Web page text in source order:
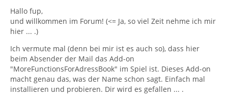
Hallo fup,
und willkommen im Forum! (<= Ja, so viel Zeit nehme ich mir
hier ... .)
Ich vermute mal (denn bei mir ist es auch so), dass hier
beim Absender der Mail das Add-on
"MoreFunctionsForAdressBook" im Spiel ist. Dieses Add-on
macht genau das, was der Name schon sagt. Einfach mal
installieren und probieren. Dir wird es gefallen ... .